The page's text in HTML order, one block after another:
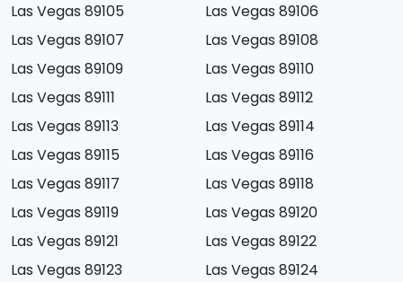
Las Vegas 89105
Las Vegas 89106
Las Vegas 89107
Las Vegas 89108
Las Vegas 89109
Las Vegas 89110
Las Vegas 89111
Las Vegas 89112
Las Vegas 89113
Las Vegas 89114
Las Vegas 89115
Las Vegas 89116
Las Vegas 89117
Las Vegas 89118
Las Vegas 89119
Las Vegas 89120
Las Vegas 89121
Las Vegas 89122
Las Vegas 89123
Las Vegas 89124